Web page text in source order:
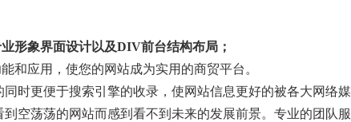
形象界面设计以及DIV前台结构布局；
和应用，使您的网站成为实用的商贸平台。
时更便于搜索引擎的收录，使网站信息更好的被各大网络媒
空荡荡的网站而感到看不到未来的发展前景。专业的团队